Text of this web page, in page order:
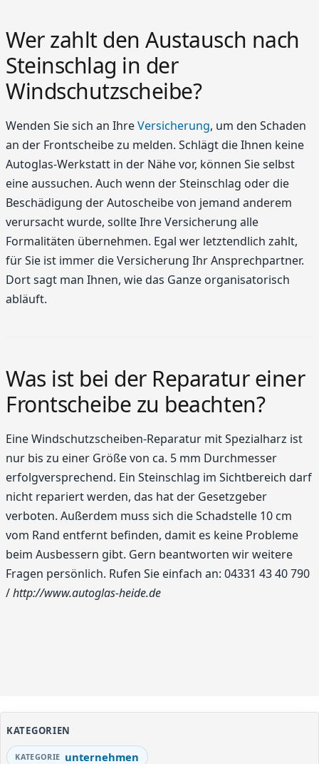
Wer zahlt den Austausch nach
Steinschlag in der
Windschutzscheibe?
Wenden Sie sich an IhreVersicherung, um den Schaden
an der Frontscheibe zu melden. Schlägt die Ihnen keine
Autoglas-Werkstatt in der Nähe vor, können Sie selbst
eine aussuchen. Auch wenn der Steinschlag oder die
Beschädigung der Autoscheibe von jemand anderem
verursacht wurde, sollte Ihre Versicherung alle
Formalitäten übernehmen. Egal wer letztendlich zahlt,
für Sie ist immer die Versicherung Ihr Ansprechpartner.
Dort sagt man Ihnen, wie das Ganze organisatorisch
abläuft.
Was ist bei der Reparatur einer
Frontscheibe zu beachten?
Eine Windschutzscheiben-Reparatur mit Spezialharz ist
nur bis zu einer Größe von ca. 5 mm Durchmesser
erfolgversprechend. Ein Steinschlag im Sichtbereich darf
nicht repariert werden, das hat der Gesetzgeber
verboten. Außerdem muss sich die Schadstelle 10 cm
vom Rand entfernt befinden, damit es keine Probleme
beim Ausbessern gibt. Gern beantworten wir weitere
Fragen persönlich. Rufen Sie einfach an: 04331 43 40 790
/http://www.autoglas-heide.de
KATEGORIEN
unternehmen